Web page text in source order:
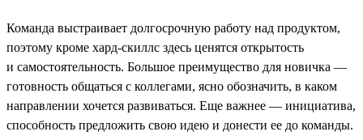
Команда выстраивает долгосрочную работу над продуктом,
поэтому кроме хард-скиллс здесь ценятся открытость
и самостоятельность. Большое преимущество для новичка —
готовность общаться с коллегами, ясно обозначить, в каком
направлении хочется развиваться. Еще важнее — инициатива,
способность предложить свою идею и донести ее до команды.